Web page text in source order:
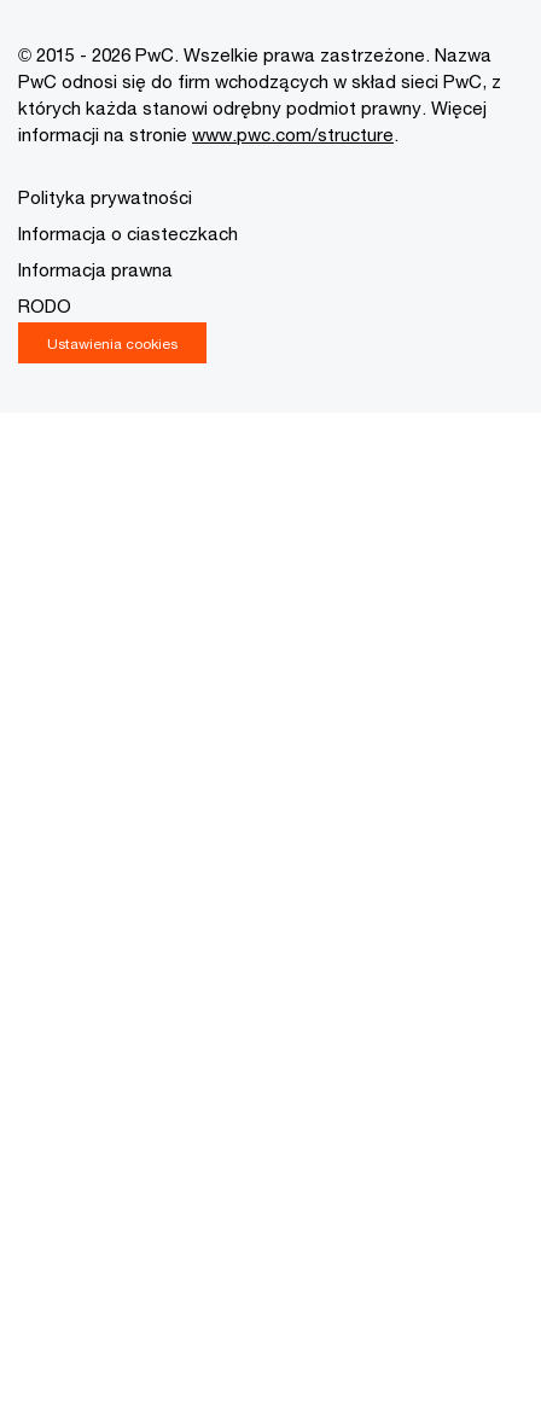
© 2015 - 2026 PwC. Wszelkie prawa zastrzeżone. Nazwa
PwC odnosi się do firm wchodzących w skład sieci PwC, z
których każda stanowi odrębny podmiot prawny. Więcej
informacji na stronie www.pwc.com/structure.
Polityka prywatności
Informacja o ciasteczkach
Informacja prawna
RODO
Ustawienia cookies